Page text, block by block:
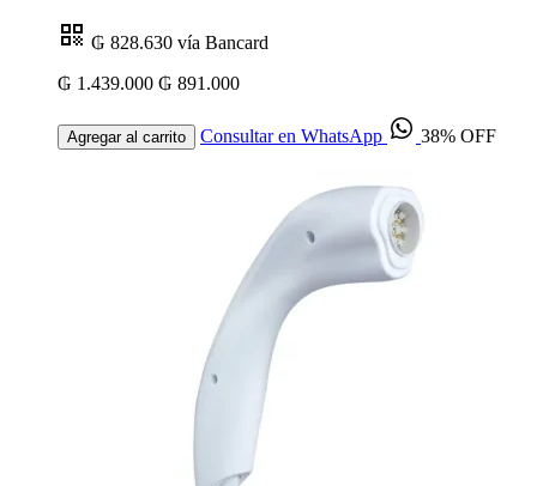
₲ 828.630 vía Bancard
₲ 1.439.000 ₲ 891.000
Agregar al carrito Consultar en WhatsApp 38% OFF